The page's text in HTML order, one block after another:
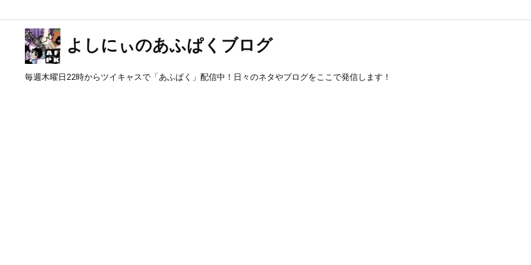
よしにぃのあふぱくブログ
毎週木曜日22時からツイキャスで「あふぱく」配信中！日々のネタやブログをここで発信します！